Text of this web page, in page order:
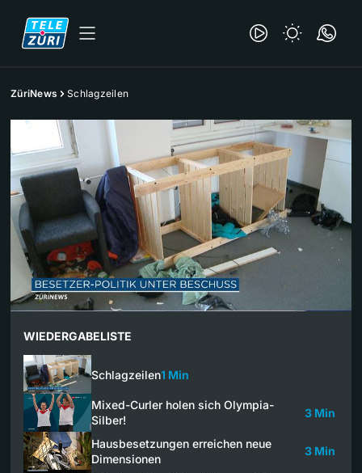
ZüriNews Schlagzeilen
WIEDERGABELISTE
Schlagzeilen1 Min
Mixed-Curler holen sich Olympia-
Silber!
3 Min
Hausbesetzungen erreichen neue
Dimensionen
3 Min